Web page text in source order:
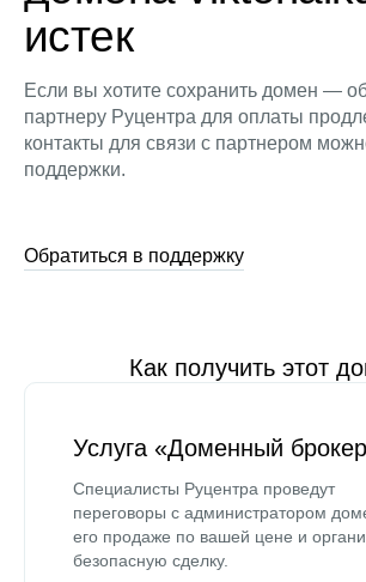
истек
Если вы хотите сохранить домен —
партнеру Руцентра для оплаты
контакты для связи с партнером
поддержки.
Обратиться в поддержку
Как получить этот
Услуга «Доменный
Специалисты Руцентра проведут
переговоры с администратором
его продаже по вашей цене и
безопасную сделку.